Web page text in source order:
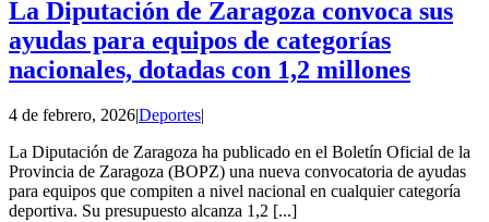
La Diputación de Zaragoza convoca sus
ayudas para equipos de categorías
nacionales, dotadas con 1,2 millones
4 de febrero, 2026|Deportes|
La Diputación de Zaragoza ha publicado en el Boletín Oficial de la
Provincia de Zaragoza (BOPZ) una nueva convocatoria de ayudas
para equipos que compiten a nivel nacional en cualquier categoría
deportiva. Su presupuesto alcanza 1,2 [...]